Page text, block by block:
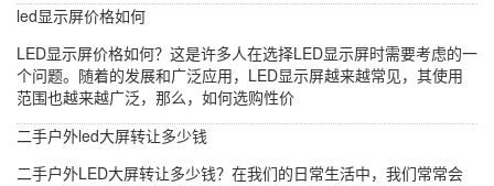
led显示屏价格如何
LED显示屏价格如何？这是许多人在选择LED显示屏时需要考虑的一
个问题。随着的发展和广泛应用，LED显示屏越来越常见，其使用
范围也越来越广泛，那么，如何选购性价
二手户外led大屏转让多少钱
二手户外LED大屏转让多少钱？在我们的日常生活中，我们常常会